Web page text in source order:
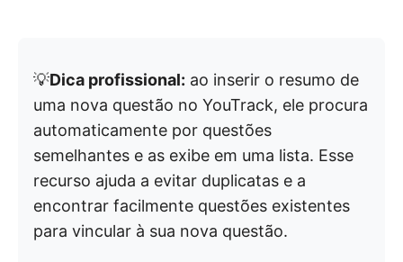
💡Dica profissional: ao inserir o resumo de
uma nova questão no YouTrack, ele procura
automaticamente por questões
semelhantes e as exibe em uma lista. Esse
recurso ajuda a evitar duplicatas e a
encontrar facilmente questões existentes
para vincular à sua nova questão.